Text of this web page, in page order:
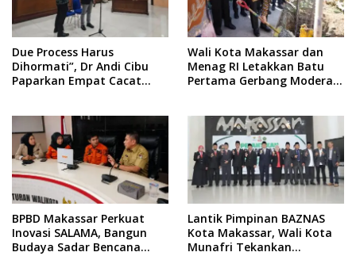
Due Process Harus
Dihormati”, Dr Andi Cibu
Paparkan Empat Cacat
Wali Kota Makassar dan
Menag RI Letakkan Batu
Pertama Gerbang Moderasi
BPBD Makassar Perkuat
Inovasi SALAMA, Bangun
Budaya Sadar Bencana
Lantik Pimpinan BAZNAS
Kota Makassar, Wali Kota
Munafri Tekankan